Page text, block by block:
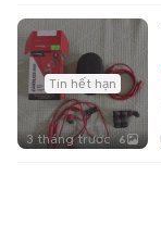
Tin hết hạn
3 tháng trước 6